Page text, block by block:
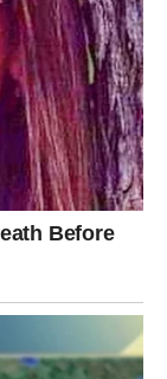
novog
važna
dolaze tiho,
Možda
više smisla i